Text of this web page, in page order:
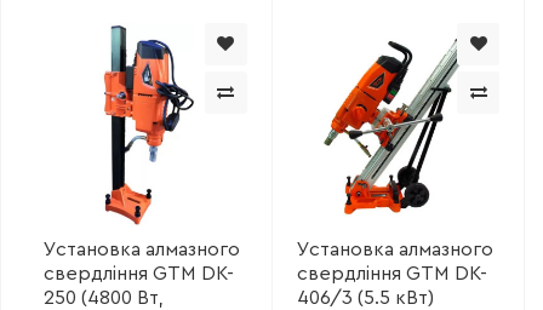
Установка алмазного
свердління GTM DK-
250 (4800 Вт,
Установка алмазного
свердління GTM DK-
406/3 (5.5 кВт)